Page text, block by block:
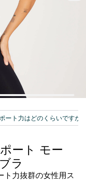
ート モー
ラ
ト力抜群の女性用ス